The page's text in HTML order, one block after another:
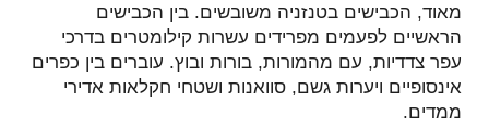
מאוד, הכבישים בטנזניה משובשים. בין הכבישים
הראשיים לפעמים מפרידים עשרות קילומטרים בדרכי
עפר צדדיות, עם מהמורות, בורות ובוץ. עוברים בין כפרים
אינסופיים ויערות גשם, סוואנות ושטחי חקלאות אדירי
ממדים.